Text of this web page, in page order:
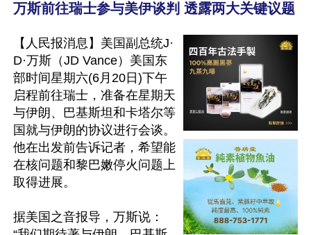
万斯前往瑞士参与美伊谈判 透露两大关键议题
【人民报消息】美国副总统J·
D·万斯（JD Vance）美国东
部时间星期六(6月20日)下午
启程前往瑞士，准备在星期天
与伊朗、巴基斯坦和卡塔尔等
国就与伊朗的协议进行会谈。
他在出发前告诉记者，希望能
在核问题和黎巴嫩停火问题上
取得进展。
据美国之音报导，万斯说：